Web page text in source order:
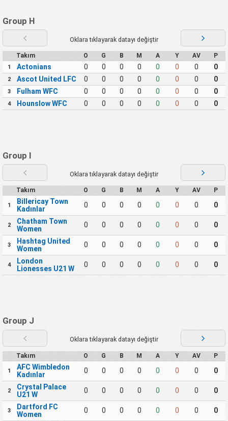
Group H
Oklara tıklayarak datayı değiştir
Takım O G B M A Y AV P
1 Actonians 0 0 0 0 0 0 0 0
2 Ascot United LFC 0 0 0 0 0 0 0 0
3 Fulham WFC 0 0 0 0 0 0 0 0
4 Hounslow WFC 0 0 0 0 0 0 0 0
Group I
Oklara tıklayarak datayı değiştir
Takım O G B M A Y AV P
1
Billericay Town
Kadınlar
0 0 0 0 0 0 0 0
2
Chatham Town
Women
0 0 0 0 0 0 0 0
3
Hashtag United
Women
0 0 0 0 0 0 0 0
4
London
Lionesses U21 W
0 0 0 0 0 0 0 0
Group J
Oklara tıklayarak datayı değiştir
Takım O G B M A Y AV P
1
AFC Wimbledon
Kadınlar
0 0 0 0 0 0 0 0
2
Crystal Palace
U21 W
0 0 0 0 0 0 0 0
3
Dartford FC
Women
0 0 0 0 0 0 0 0